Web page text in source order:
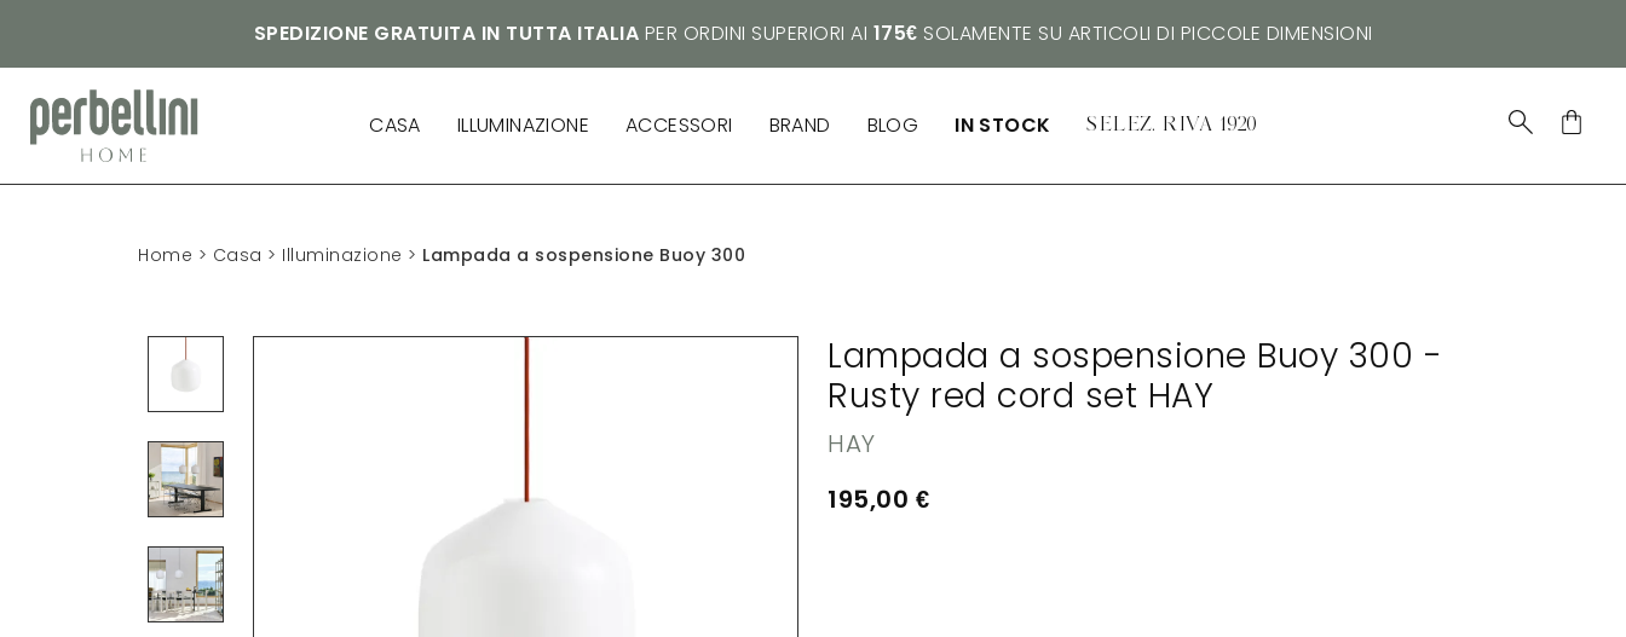
SPEDIZIONE GRATUITA IN TUTTA ITALIA PER ORDINI SUPERIORI AI 175€ SOLAMENTE SU ARTICOLI DI PICCOLE DIMENSIONI
CASA ILLUMINAZIONE ACCESSORI BRAND BLOG IN STOCK SELEZ. RIVA 1920
Home > Casa > Illuminazione > Lampada a sospensione Buoy 300
Lampada a sospensione Buoy 300 -
Rusty red cord set HAY
HAY
195,00 €